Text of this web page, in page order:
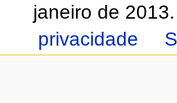
janeiro de 2013.
privacidade